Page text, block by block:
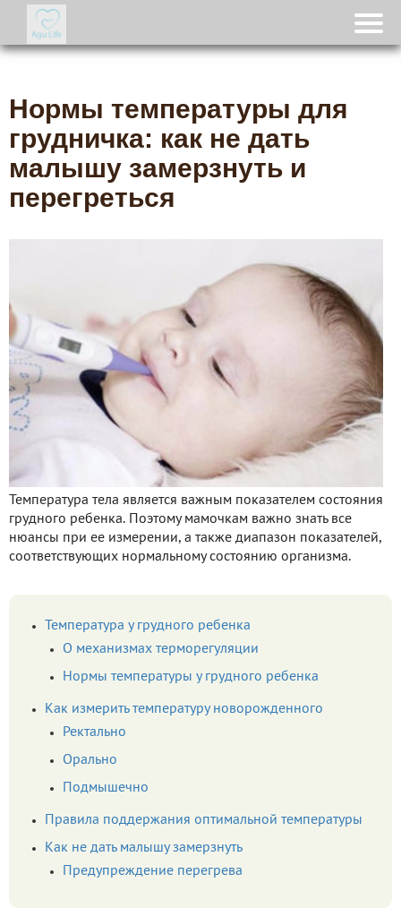
Нормы температуры для
грудничка: как не дать
малышу замерзнуть и
перегреться
Температура тела является важным показателем состояния
грудного ребенка. Поэтому мамочкам важно знать все
нюансы при ее измерении, а также диапазон показателей,
соответствующих нормальному состоянию организма.
Температура у грудного ребенка
О механизмах терморегуляции
Нормы температуры у грудного ребенка
Как измерить температуру новорожденного
Ректально
Орально
Подмышечно
Правила поддержания оптимальной температуры
Как не дать малышу замерзнуть
Предупреждение перегрева